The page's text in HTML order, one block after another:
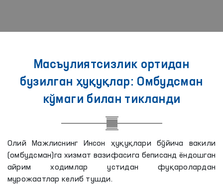
Масъулиятсизлик ортидан
бузилган ҳуқуқлар: Омбудсман
кўмаги билан тикланди
Олий Мажлиснинг Инсон ҳуқуқлари бўйича вакили
(омбудсман)га хизмат вазифасига беписанд ёндошган
айрим ходимлар устидан фуқаролардан
мурожаатлар келиб тушди.